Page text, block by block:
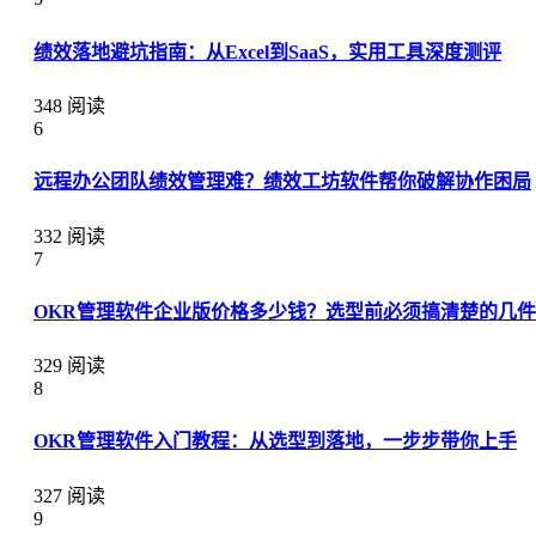
绩效落地避坑指南：从Excel到SaaS，实用工具深度测评
348 阅读
6
远程办公团队绩效管理难？绩效工坊软件帮你破解协作困局
332 阅读
7
OKR管理软件企业版价格多少钱？选型前必须搞清楚的几
329 阅读
8
OKR管理软件入门教程：从选型到落地，一步步带你上手
327 阅读
9